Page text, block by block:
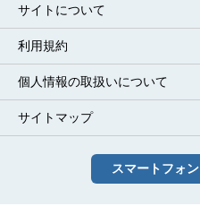
サイトについて
利用規約
個人情報の取扱いについて
サイトマップ
スマートフォン